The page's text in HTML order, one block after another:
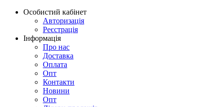
Особистий кабінет
Авторизація
Реєстрація
Інформація
Про нас
Доставка
Оплата
Опт
Контакти
Новини
Опт